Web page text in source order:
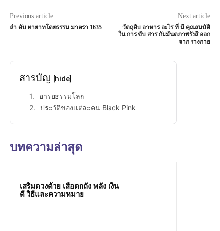
Previous article
ลํา ดับ ทายาทโดยธรรม มาตรา 1635
Next article
วัตถุดิบ อาหาร อะไร ที่ มี คุณสมบัติ
ใน การ ขับ สาร กัมมันตภาพรังสี ออก
จาก ร่างกาย
สารบัญ [hide]
อารยธรรมโลก
ประวัติของเเต่ละคน Black Pink
บทความล่าสุด
เสริมดวงด้วย เสือตกถัง พลัง เงิน
ดี วิธีและความหมาย